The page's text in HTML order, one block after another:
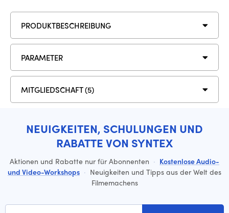
PRODUKTBESCHREIBUNG
PARAMETER
MITGLIEDSCHAFT (5)
NEUIGKEITEN, SCHULUNGEN UND
RABATTE VON SYNTEX
Aktionen und Rabatte nur für Abonnenten · Kostenlose Audio-
und Video-Workshops · Neuigkeiten und Tipps aus der Welt des
Filmemachens